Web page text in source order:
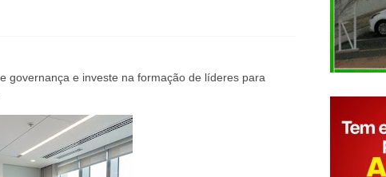
governança e investe na formação de líderes para